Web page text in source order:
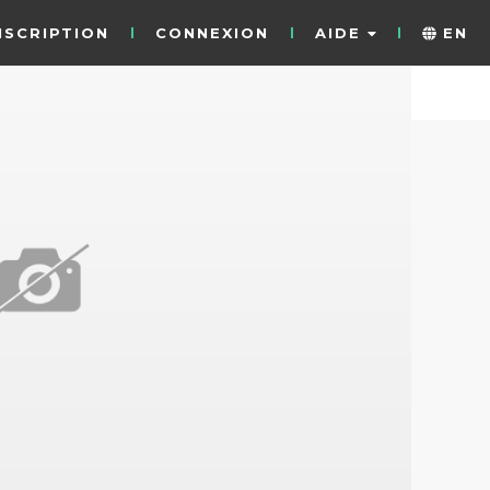
CONNEXION AIDE EN